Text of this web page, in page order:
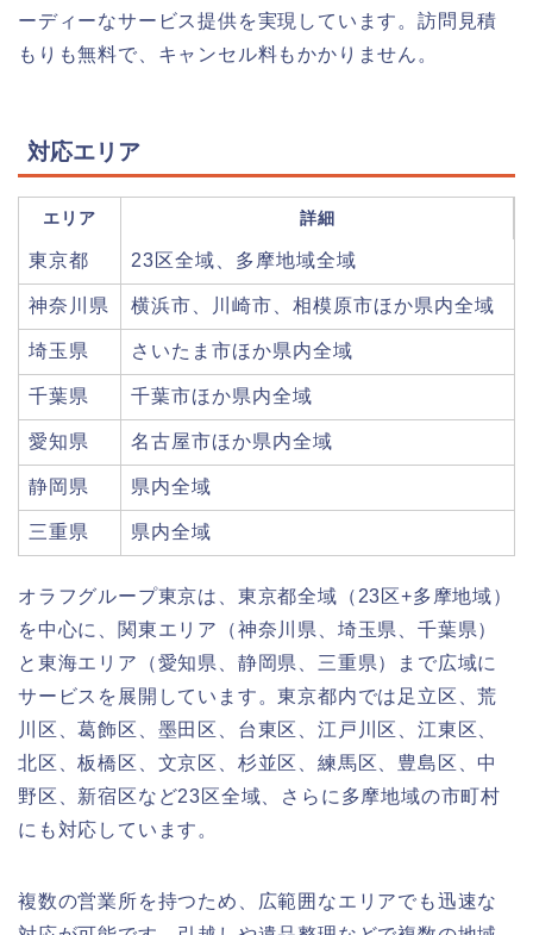
ーディーなサービス提供を実現しています。訪問見積
もりも無料で、キャンセル料もかかりません。
対応エリア
エリア 詳細
東京都 23区全域、多摩地域全域
神奈川県 横浜市、川崎市、相模原市ほか県内全域
埼玉県 さいたま市ほか県内全域
千葉県 千葉市ほか県内全域
愛知県 名古屋市ほか県内全域
静岡県 県内全域
三重県 県内全域
オラフグループ東京は、東京都全域（23区+多摩地域）
を中心に、関東エリア（神奈川県、埼玉県、千葉県）
と東海エリア（愛知県、静岡県、三重県）まで広域に
サービスを展開しています。東京都内では足立区、荒
川区、葛飾区、墨田区、台東区、江戸川区、江東区、
北区、板橋区、文京区、杉並区、練馬区、豊島区、中
野区、新宿区など23区全域、さらに多摩地域の市町村
にも対応しています。
複数の営業所を持つため、広範囲なエリアでも迅速な